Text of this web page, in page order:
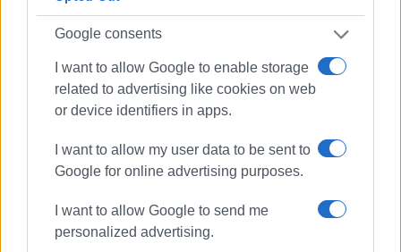
Google consents
I want to allow Google to enable storage
related to advertising like cookies on web
or device identifiers in apps.
I want to allow my user data to be sent to
Google for online advertising purposes.
I want to allow Google to send me
personalized advertising.
ψυχική υγεία Διαδικτυακή δράση
ΣΧΕΤΙΚA AΡΘΡΑ
Ημερίδα με θέμα: "Επαγγελματική
εξουθένωση: Κατανοώντας το